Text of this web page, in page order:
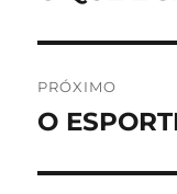
PRÓXIMO
Próximo
O